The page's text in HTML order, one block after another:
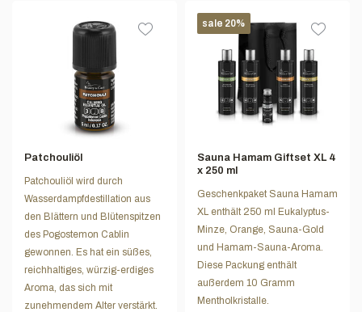
Patchouliöl
Patchouliöl wird durch
Wasserdampfdestillation aus
den Blättern und Blütenspitzen
des Pogostemon Cablin
gewonnen. Es hat ein süßes,
reichhaltiges, würzig-erdiges
Aroma, das sich mit
zunehmendem Alter verstärkt.
sale 20%
Sauna Hamam Giftset XL 4
x 250 ml
Geschenkpaket Sauna Hamam
XL enthält 250 ml Eukalyptus-
Minze, Orange, Sauna-Gold
und Hamam-Sauna-Aroma.
Diese Packung enthält
außerdem 10 Gramm
Mentholkristalle.